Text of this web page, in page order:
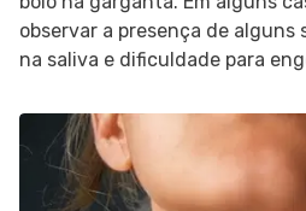
observar a presença de alguns
na saliva e dificuldade para